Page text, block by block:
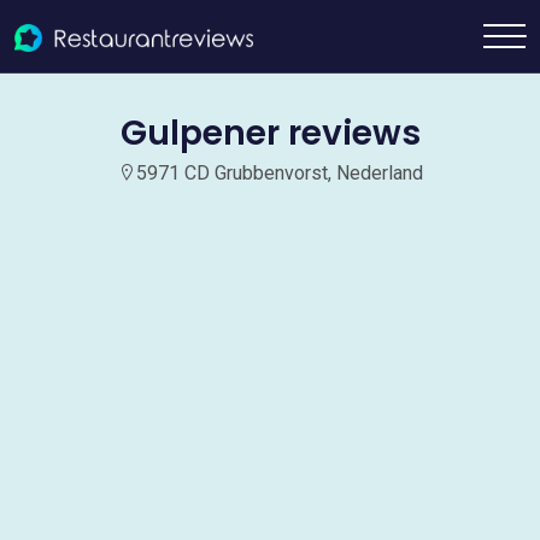
Gulpener reviews
5971 CD Grubbenvorst, Nederland